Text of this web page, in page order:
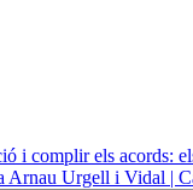
i complir els acords:
Arnau Urgell i Vidal |